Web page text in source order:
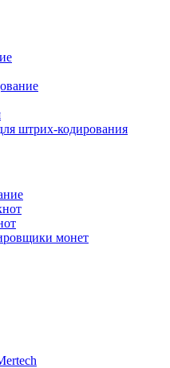
штрих-кодирования
монет